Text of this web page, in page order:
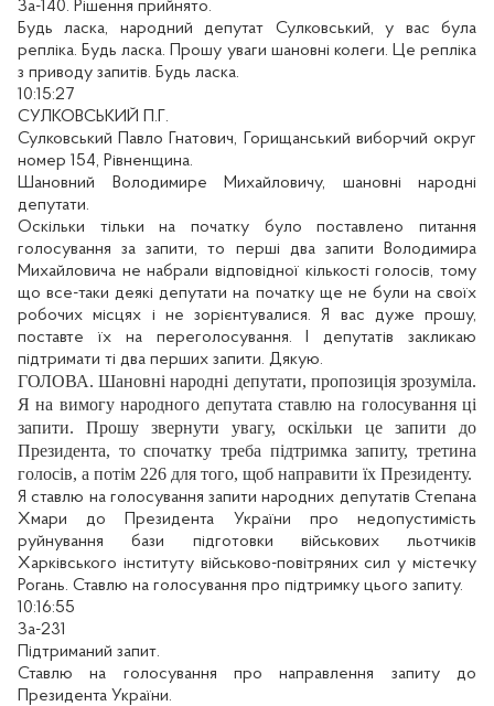
За-140. Рішення прийнято.
Будь ласка, народний депутат Сулковський, у вас була
репліка. Будь ласка. Прошу уваги шановні колеги. Це репліка
з приводу запитів. Будь ласка.
10:15:27
СУЛКОВСЬКИЙ П.Г.
Сулковський Павло Гнатович, Горищанський виборчий округ
номер 154, Рівненщина.
Шановний Володимире Михайловичу, шановні народні
депутати.
Оскільки тільки на початку було поставлено питання
голосування за запити, то перші два запити Володимира
Михайловича не набрали відповідної кількості голосів, тому
що все-таки деякі депутати на початку ще не були на своїх
робочих місцях і не зорієнтувалися. Я вас дуже прошу,
поставте їх на переголосування. І депутатів закликаю
підтримати ті два перших запити. Дякую.
ГОЛОВА. Шановні народні депутати, пропозиція зрозуміла.
Я на вимогу народного депутата ставлю на голосування ці
запити. Прошу звернути увагу, оскільки це запити до
Президента, то спочатку треба підтримка запиту, третина
голосів, а потім 226 для того, щоб направити їх Президенту.
Я ставлю на голосування запити народних депутатів Степана
Хмари до Президента України про недопустимість
руйнування бази підготовки військових льотчиків
Харківського інституту військово-повітряних сил у містечку
Рогань. Ставлю на голосування про підтримку цього запиту.
10:16:55
За-231
Підтриманий запит.
Ставлю на голосування про направлення запиту до
Президента України.